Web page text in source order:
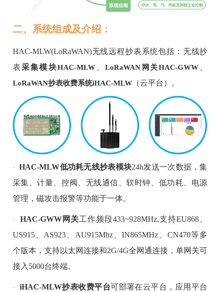
二、系统组成及介绍：
HAC-MLW(LoRaWAN)无线远程抄表系统包括： 无线抄
表采集模块HAC-MLW、LoRaWAN网关HAC-GWW
LoRaWAN抄表收费系统iHAC-MLW（云平台）。
· HAC-MLW低功耗无线抄表模块24h发送一次数据 ，集
采集、计量、控阀、无线通信、软时钟、低功耗、电源
管理，磁攻击报警等功能于一体。
· HAC-GWW网关工作频段433~928MHz,支持EU868、
US915、AS923、AU915Mhz、IN865MHz、CN470等多
个版本 ，支持以太网连接和2G/4G全网通连接，单网关可
接入 5000台终端。
· iHAC-MLW抄表收费平台可部署在云平台，应用平台